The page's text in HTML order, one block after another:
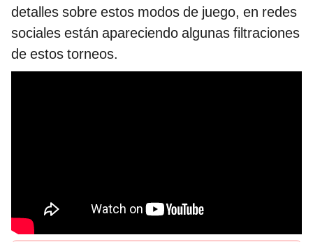
detalles sobre estos modos de juego, en redes
sociales están apareciendo algunas filtraciones
de estos torneos.